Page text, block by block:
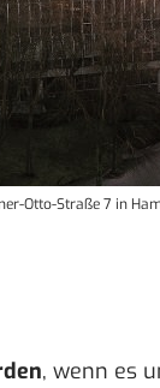
Otto-Straße 7 in
, wenn es